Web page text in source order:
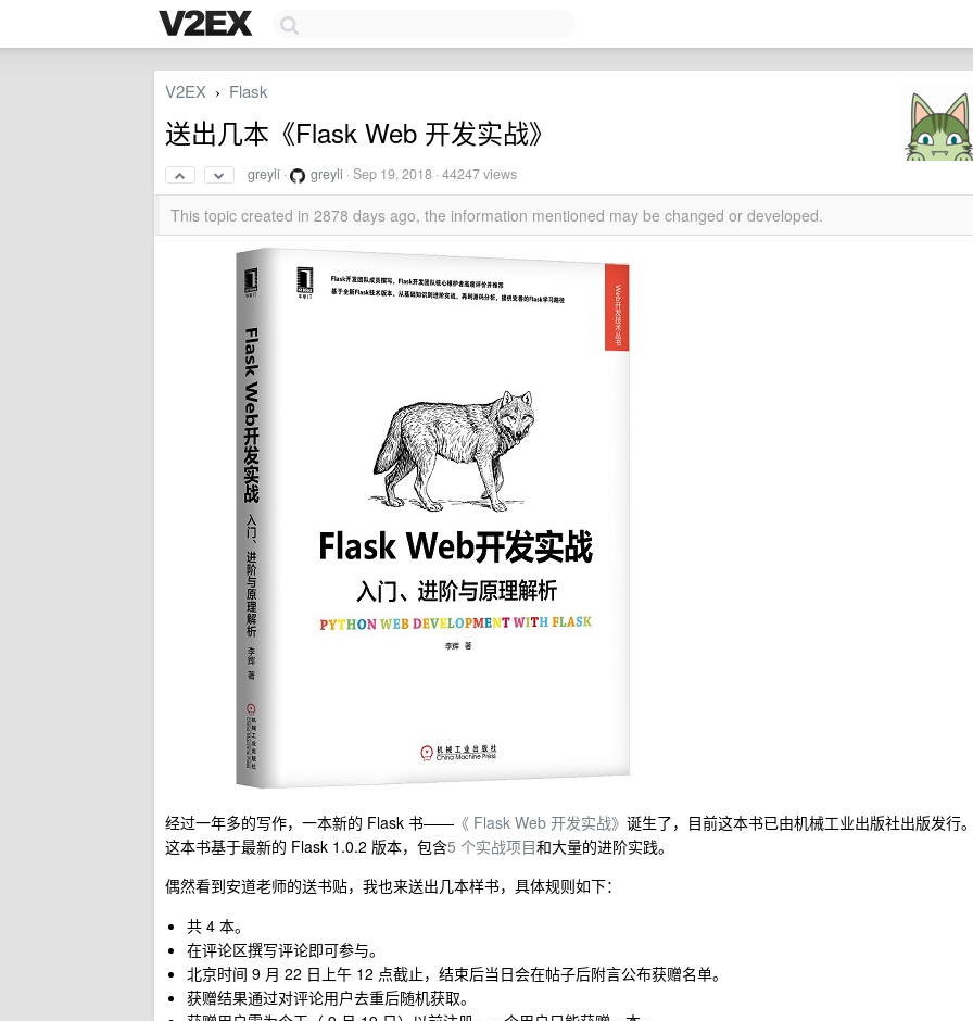
V2EX › Flask
送出几本《Flask Web 开发实战》
greyli · greyli ·Sep 19, 2018 · 44247 views
This topic created in 2878 days ago, the information mentioned may be changed or developed.
经过一年多的写作，一本新的 Flask 书—— 《 Flask Web 开发实战》 诞生了，目前这本书已由机械工业出版社出版发行
这本书基于最新的 Flask 1.0.2 版本，包含5 个实战项目和大量的进阶实践。
偶然看到安道老师的送书贴，我也来送出几本样书，具体规则如下：
共 4 本。
在评论区撰写评论即可参与。
北京时间 9 月 22 日上午 12 点截止，结束后当日会在帖子后附言公布获赠名单。
获赠结果通过对评论用户去重后随机获取。